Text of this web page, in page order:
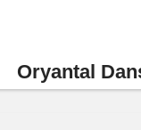
Oryantal